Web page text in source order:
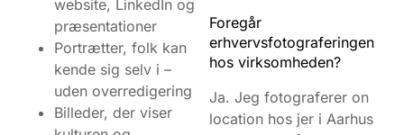
website, LinkedIn og
præsentationer
Portrætter, folk kan
kende sig selv i –
uden overredigering
Billeder, der viser
Foregår
erhvervsfotograferingen
hos virksomheden?
Ja. Jeg fotograferer on
location hos jer i Aarhus